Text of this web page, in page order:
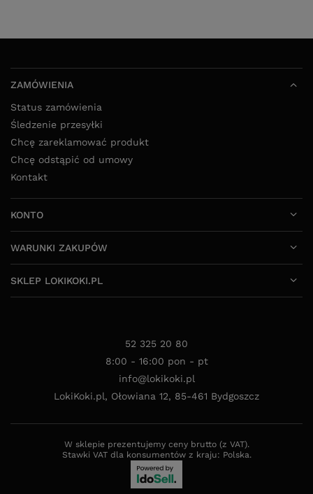
ZAMÓWIENIA
Status zamówienia
Śledzenie przesyłki
Chcę zareklamować produkt
Chcę odstąpić od umowy
Kontakt
KONTO
WARUNKI ZAKUPÓW
SKLEP LOKIKOKI.PL
52 325 20 80
8:00 - 16:00 pon - pt
info@lokikoki.pl
LokiKoki.pl, Ołowiana 12, 85-461 Bydgoszcz
W sklepie prezentujemy ceny brutto (z VAT).
Stawki VAT dla konsumentów z kraju: Polska.